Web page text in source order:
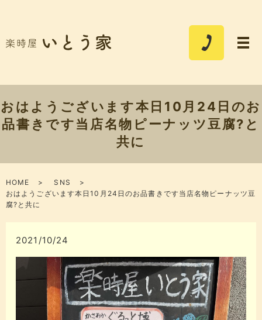
おはようございます本日10月24日のお
品書きです当店名物ピーナッツ豆腐?と
共に
HOME
SNS
おはようございます本日10月24日のお品書きです当店名物ピーナッツ豆
腐?と共に
2021/10/24